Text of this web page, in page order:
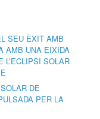
SEU ÈXIT AMB
AMB UNA EIXIDA
L’ECLIPSI SOLAR
DE
PER LA